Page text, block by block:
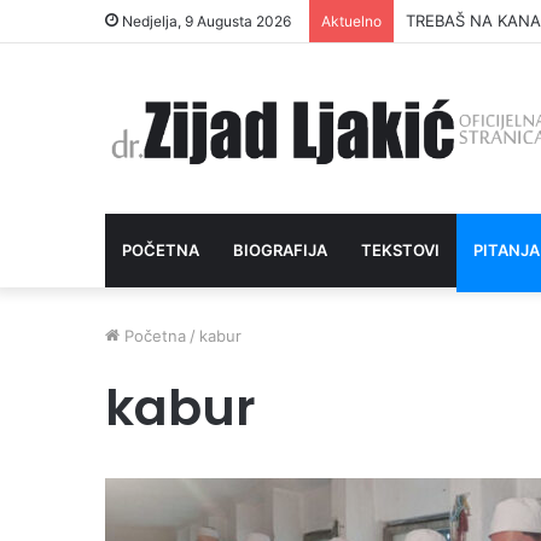
Nedjelja, 9 Augusta 2026 Aktuelno ŠUTNJA DAIJA O
POČETNA BIOGRAFIJA TEKSTOVI
Početna / kabur
kabur